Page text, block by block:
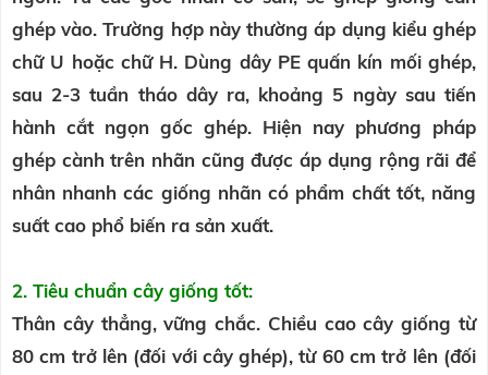
ghép vào. Trường hợp này thường áp dụng kiểu ghép
chữ U hoặc chữ H. Dùng dây PE quấn kín mối ghép,
sau 2-3 tuần tháo dây ra, khoảng 5 ngày sau tiến
hành cắt ngọn gốc ghép. Hiện nay phương pháp
ghép cành trên nhãn cũng được áp dụng rộng rãi để
nhân nhanh các giống nhãn có phẩm chất tốt, năng
suất cao phổ biến ra sản xuất.
2. Tiêu chuẩn cây giống tốt:
Thân cây thẳng, vững chắc. Chiều cao cây giống từ
80 cm trở lên (đối với cây ghép), từ 60 cm trở lên (đối